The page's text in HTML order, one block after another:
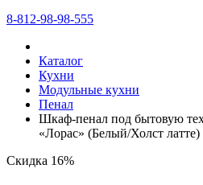
8-812-98-98-555
Каталог
Кухни
Модульные кухни
Пенал
Шкаф-пенал под бытовую
«Лорас» (Белый/Холст латте)
Скидка 16%